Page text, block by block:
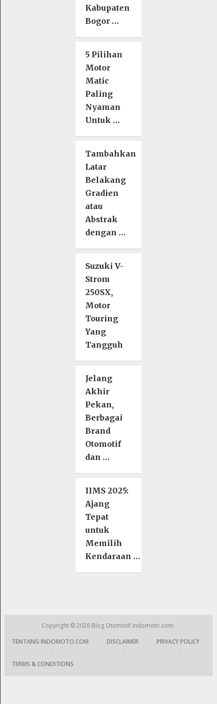
Kabupaten
Bogor …
5 Pilihan
Motor
Matic
Paling
Nyaman
Untuk …
Tambahkan
Latar
Belakang
Gradien
atau
Abstrak
dengan …
Suzuki V-
Strom
250SX,
Motor
Touring
Yang
Tangguh
Jelang
Akhir
Pekan,
Berbagai
Brand
Otomotif
dan …
IIMS 2025:
Ajang
Tepat
untuk
Memilih
Kendaraan …
Copyright © 2026 Blog Otomotif Indomoto.com
TENTANG INDOMOTO.COM
DISCLAIMER
PRIVACY POLICY
TERMS & CONDITIONS